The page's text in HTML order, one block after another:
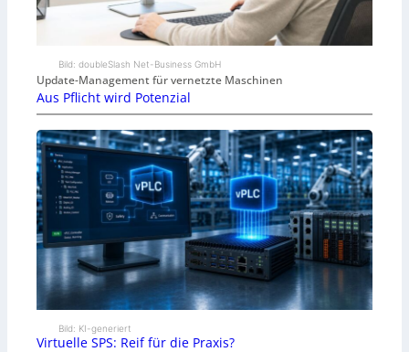
Bild: doubleSlash Net-Business GmbH
Update-Management für vernetzte Maschinen
Aus Pflicht wird Potenzial
Bild: KI-generiert
Virtuelle SPS: Reif für die Praxis?